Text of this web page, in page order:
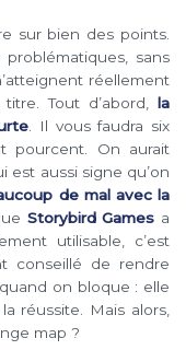
sur bien des points.
sans
réellement
Tout d’abord, la
. Il vous faudra six
pourcent. On aurait
est aussi signe qu’on
de mal avec la
Storybird Games a
utilisable, c’est
conseillé de rendre
on bloque : elle
réussite. Mais alors,
map ?